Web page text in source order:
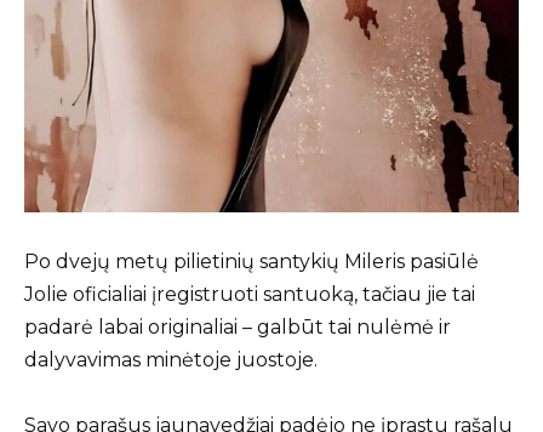
Po dvejų metų pilietinių santykių Mileris pasiūlė
Jolie oficialiai įregistruoti santuoką, tačiau jie tai
padarė labai originaliai – galbūt tai nulėmė ir
dalyvavimas minėtoje juostoje.
Savo parašus jaunavedžiai padėjo ne įprastu rašalu